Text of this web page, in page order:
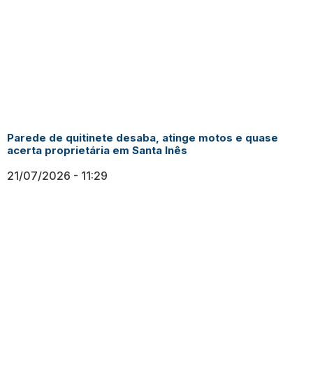
Parede de quitinete desaba, atinge motos e quase
acerta proprietária em Santa Inês
21/07/2026 11:29